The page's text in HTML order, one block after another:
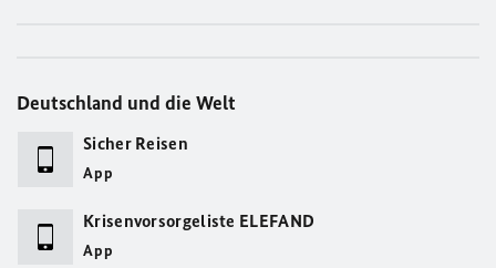
Deutschland und die Welt
Sicher Reisen
App
Krisenvorsorgeliste ELEFAND
App